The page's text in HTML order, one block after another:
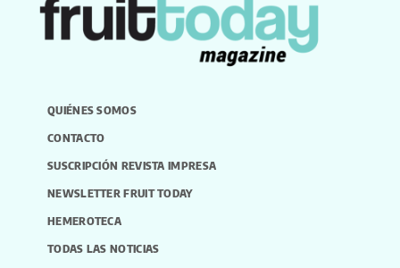
QUIÉNES SOMOS
CONTACTO
SUSCRIPCIÓN REVISTA IMPRESA
NEWSLETTER FRUIT TODAY
HEMEROTECA
TODAS LAS NOTICIAS